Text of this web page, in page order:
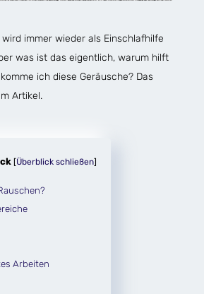
wird immer wieder als Einschlafhilfe
was ist das eigentlich, warum hilft
ich diese Geräusche? Das
Artikel.
[Überblick schließen]
Arbeiten